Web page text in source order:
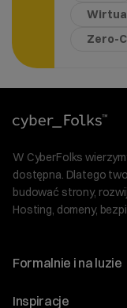
Zero-
W CyberFolks
dostępna. Dlatego
budować strony,
Hosting, domeny,
Formalnie i na luzie
O nas
Inspiracje